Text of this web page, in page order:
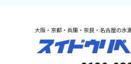
大阪・京都・兵庫・奈良・名古屋の水